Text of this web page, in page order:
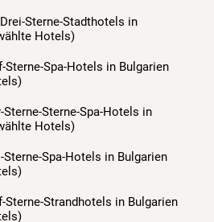
Sterne-Stadthotels in
Hotels)
Sterne-Spa-Hotels in Bulgarien
Sterne-Spa-Hotels in
Hotels)
Sterne-Spa-Hotels in Bulgarien
Sterne-Strandhotels in Bulgarien